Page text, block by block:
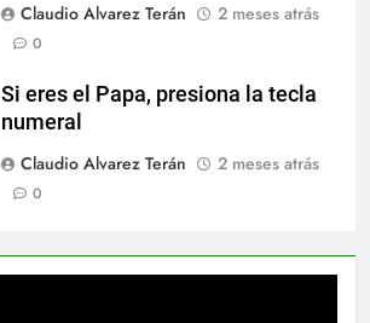
Claudio Alvarez Terán
2 meses atrás
0
Si eres el Papa, presiona la tecla
numeral
Claudio Alvarez Terán
2 meses atrás
0